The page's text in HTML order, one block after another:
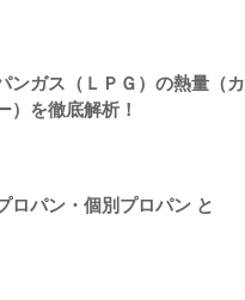
ンガス（ＬＰＧ）の熱量（カ
）を徹底解析！
ロパン・個別プロパン と